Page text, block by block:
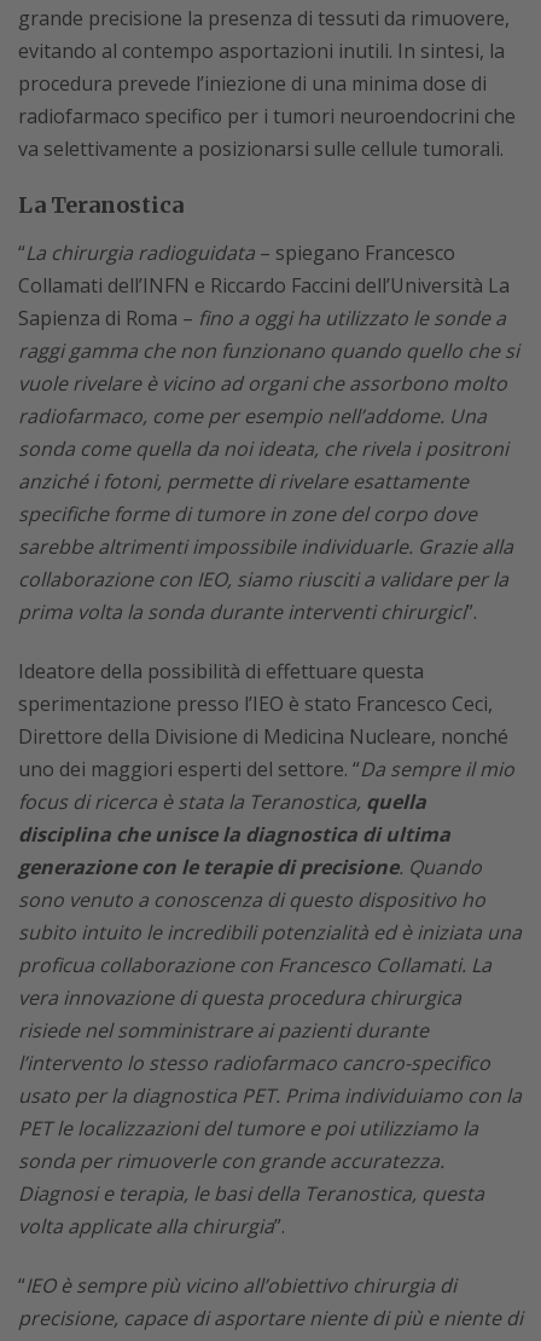
grande precisione la presenza di tessuti da rimuovere,
evitando al contempo asportazioni inutili. In sintesi, la
procedura prevede l’iniezione di una minima dose di
radiofarmaco specifico per i tumori neuroendocrini che
va selettivamente a posizionarsi sulle cellule tumorali.
La Teranostica
“La chirurgia radioguidata – spiegano Francesco
Collamati dell’INFN e Riccardo Faccini dell’Università La
Sapienza di Roma – fino a oggi ha utilizzato le sonde a
raggi gamma che non funzionano quando quello che si
vuole rivelare è vicino ad organi che assorbono molto
radiofarmaco, come per esempio nell’addome. Una
sonda come quella da noi ideata, che rivela i positroni
anziché i fotoni, permette di rivelare esattamente
specifiche forme di tumore in zone del corpo dove
sarebbe altrimenti impossibile individuarle. Grazie alla
collaborazione con IEO, siamo riusciti a validare per la
prima volta la sonda durante interventi chirurgici”.
Ideatore della possibilità di effettuare questa
sperimentazione presso l’IEO è stato Francesco Ceci,
Direttore della Divisione di Medicina Nucleare, nonché
uno dei maggiori esperti del settore. “Da sempre il mio
focus di ricerca è stata la Teranostica, quella
disciplina che unisce la diagnostica di ultima
generazione con le terapie di precisione. Quando
sono venuto a conoscenza di questo dispositivo ho
subito intuito le incredibili potenzialità ed è iniziata una
proficua collaborazione con Francesco Collamati. La
vera innovazione di questa procedura chirurgica
risiede nel somministrare ai pazienti durante
l’intervento lo stesso radiofarmaco cancro-specifico
usato per la diagnostica PET. Prima individuiamo con la
PET le localizzazioni del tumore e poi utilizziamo la
sonda per rimuoverle con grande accuratezza.
Diagnosi e terapia, le basi della Teranostica, questa
volta applicate alla chirurgia”.
“IEO è sempre più vicino all’obiettivo chirurgia di
precisione, capace di asportare niente di più e niente di